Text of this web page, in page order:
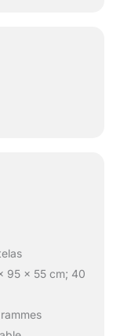
95 x 55 cm; 40